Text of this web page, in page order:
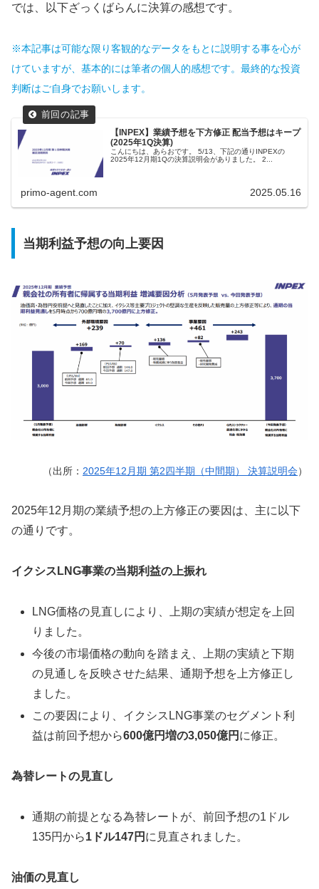
では、以下ざっくばらんに決算の感想です。
※本記事は可能な限り客観的なデータをもとに説明する事を心が
けていますが、基本的には筆者の個人的感想です。最終的な投資
判断はご自身でお願いします。
【INPEX】業績予想を下方修正 配当予想はキープ
(2025年1Q決算)
こんにちは、あらおです。 5/13、下記の通りINPEXの
2025年12月期1Qの決算説明会がありました。 2...
primo-agent.com 2025.05.16
当期利益予想の向上要因
（出所： 2025年12月期 第2四半期（中間期） 決算説明会）
2025年12月期の業績予想の上方修正の要因は、主に以下
の通りです。
イクシスLNG事業の当期利益の上振れ
LNG価格の見直しにより、上期の実績が想定を上回
りました。
今後の市場価格の動向を踏まえ、上期の実績と下期
の見通しを反映させた結果、通期予想を上方修正し
ました。
この要因により、イクシスLNG事業のセグメント利
益は前回予想から600億円増の3,050億円 に修正。
為替レートの見直し
通期の前提となる為替レートが、前回予想の1ドル
135円から1ドル147円 に見直されました。
油価の見直し